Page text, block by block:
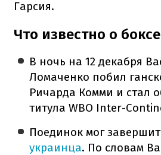
Гарсия.
Что известно о
В ночь на 12 декабря
Ломаченко побил
Ричарда Комми и стал
титула WBO Inter-
Поединок мог
украинца. По словам